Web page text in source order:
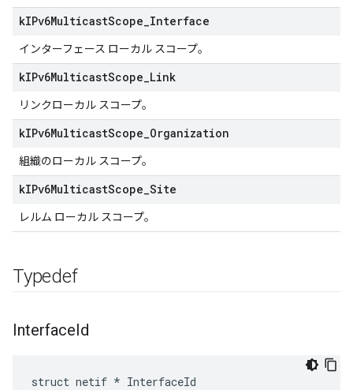
kIPv6MulticastScope Interface
インターフェース ローカル スコープ。
kIPv6MulticastScope Link
リンクローカル スコープ。
kIPv6MulticastScope Organization
組織のローカル スコープ。
kIPv6MulticastScope Site
レルム ローカル スコープ。
Typedef
InterfaceId
struct netif * InterfaceId